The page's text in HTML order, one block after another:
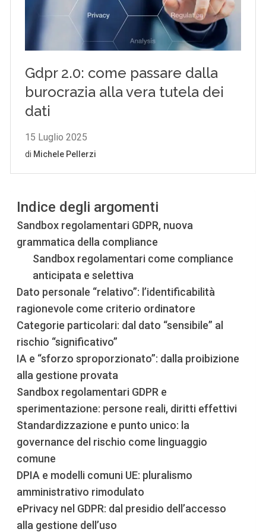
Indice degli argomenti
Sandbox regolamentari GDPR, nuova
grammatica della compliance
Sandbox regolamentari come compliance
anticipata e selettiva
Dato personale “relativo”: l’identificabilità
ragionevole come criterio ordinatore
Categorie particolari: dal dato “sensibile” al
rischio “significativo”
IA e “sforzo sproporzionato”: dalla proibizione
alla gestione provata
Sandbox regolamentari GDPR e
sperimentazione: persone reali, diritti effettivi
Standardizzazione e punto unico: la
governance del rischio come linguaggio
comune
DPIA e modelli comuni UE: pluralismo
amministrativo rimodulato
ePrivacy nel GDPR: dal presidio dell’accesso
alla gestione dell’uso